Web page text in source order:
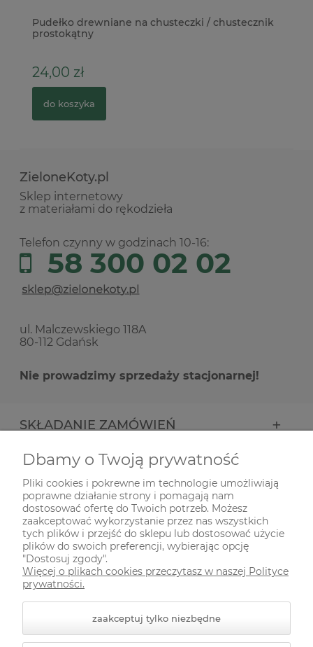
Pudełko drewniane na chusteczki / chustecznik
prostokątny
24,00 zł
do koszyka
ZieloneKoty.pl
Sklep internetowy
z materiałami do rękodzieła
Telefon czynny w godzinach 10-16:
58 300 02 02
ul. Malczewskiego 118A
80-112 Gdańsk
Nie prowadzimy sprzedaży stacjonarnej!
SKŁADANIE ZAMÓWIEŃ
INFORMACJE
ODWIEDŹ NAS NA
Dbamy o Twoją prywatność
Pliki cookies i pokrewne im technologie umożliwiają
poprawne działanie strony i pomagają nam
dostosować ofertę do Twoich potrzeb. Możesz
zaakceptować wykorzystanie przez nas wszystkich
tych plików i przejść do sklepu lub dostosować użycie
plików do swoich preferencji, wybierając opcję
"Dostosuj zgody".
Więcej o plikach cookies przeczytasz w naszej Polityce
prywatności.
zaakceptuj tylko niezbędne